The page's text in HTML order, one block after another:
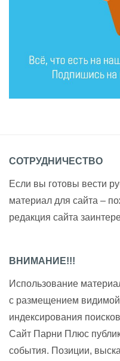
СОТРУДНИЧЕСТВО
Если вы готовы вести
материал для сайта –
редакция сайта
ВНИМАНИЕ!!!
Использование
с размещением
индексирования
Сайт Парни Плюс
события. Позиции,